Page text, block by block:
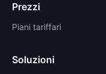
Prezzi
Piani tariffari
Soluzioni